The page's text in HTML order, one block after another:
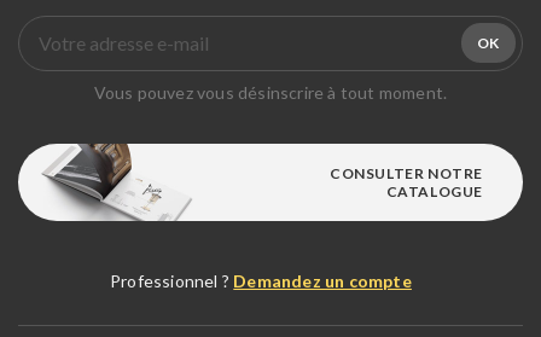
Vous pouvez vous désinscrire à tout moment.
CONSULTER NOTRE
CATALOGUE
Professionnel ? Demandez un compte